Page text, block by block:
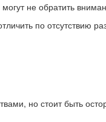
не обратить
по отсутствию
но стоит быть